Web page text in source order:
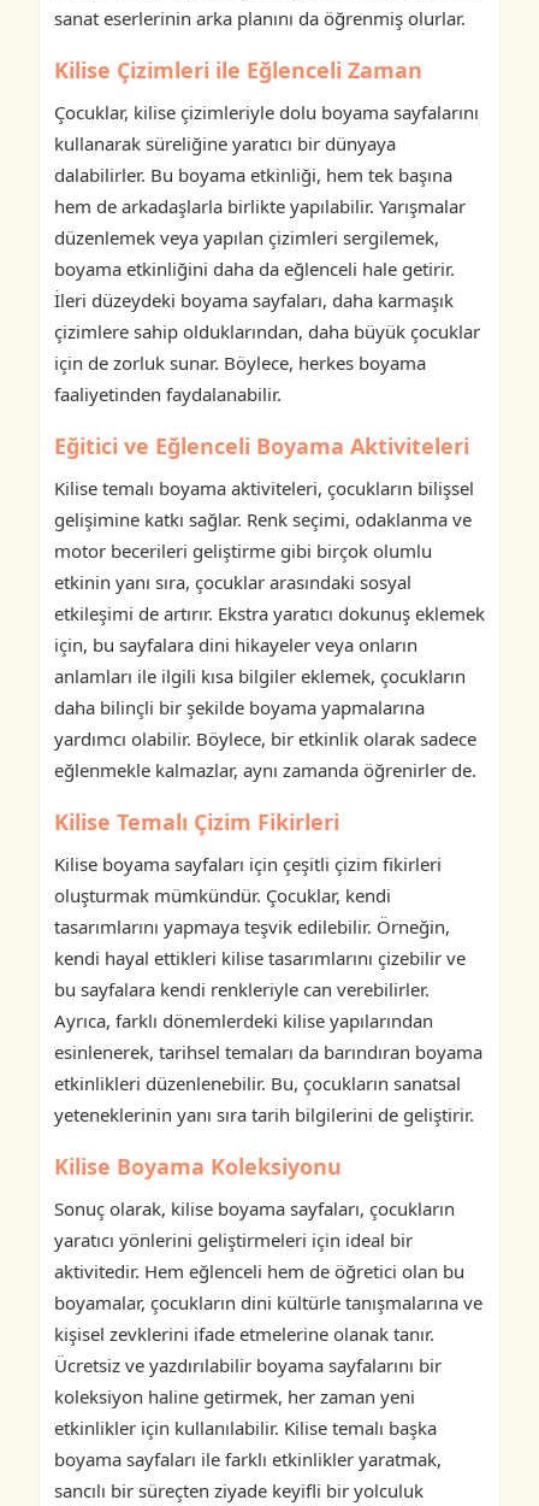
sanat eserlerinin arka planını da öğrenmiş olurlar.
Kilise Çizimleri ile Eğlenceli Zaman
Çocuklar, kilise çizimleriyle dolu boyama sayfalarını
kullanarak süreliğine yaratıcı bir dünyaya
dalabilirler. Bu boyama etkinliği, hem tek başına
hem de arkadaşlarla birlikte yapılabilir. Yarışmalar
düzenlemek veya yapılan çizimleri sergilemek,
boyama etkinliğini daha da eğlenceli hale getirir.
İleri düzeydeki boyama sayfaları, daha karmaşık
çizimlere sahip olduklarından, daha büyük çocuklar
için de zorluk sunar. Böylece, herkes boyama
faaliyetinden faydalanabilir.
Eğitici ve Eğlenceli Boyama Aktiviteleri
Kilise temalı boyama aktiviteleri, çocukların bilişsel
gelişimine katkı sağlar. Renk seçimi, odaklanma ve
motor becerileri geliştirme gibi birçok olumlu
etkinin yanı sıra, çocuklar arasındaki sosyal
etkileşimi de artırır. Ekstra yaratıcı dokunuş eklemek
için, bu sayfalara dini hikayeler veya onların
anlamları ile ilgili kısa bilgiler eklemek, çocukların
daha bilinçli bir şekilde boyama yapmalarına
yardımcı olabilir. Böylece, bir etkinlik olarak sadece
eğlenmekle kalmazlar, aynı zamanda öğrenirler de.
Kilise Temalı Çizim Fikirleri
Kilise boyama sayfaları için çeşitli çizim fikirleri
oluşturmak mümkündür. Çocuklar, kendi
tasarımlarını yapmaya teşvik edilebilir. Örneğin,
kendi hayal ettikleri kilise tasarımlarını çizebilir ve
bu sayfalara kendi renkleriyle can verebilirler.
Ayrıca, farklı dönemlerdeki kilise yapılarından
esinlenerek, tarihsel temaları da barındıran boyama
etkinlikleri düzenlenebilir. Bu, çocukların sanatsal
yeteneklerinin yanı sıra tarih bilgilerini de geliştirir.
Kilise Boyama Koleksiyonu
Sonuç olarak, kilise boyama sayfaları, çocukların
yaratıcı yönlerini geliştirmeleri için ideal bir
aktivitedir. Hem eğlenceli hem de öğretici olan bu
boyamalar, çocukların dini kültürle tanışmalarına ve
kişisel zevklerini ifade etmelerine olanak tanır.
Ücretsiz ve yazdırılabilir boyama sayfalarını bir
koleksiyon haline getirmek, her zaman yeni
etkinlikler için kullanılabilir. Kilise temalı başka
boyama sayfaları ile farklı etkinlikler yaratmak,
sancılı bir süreçten ziyade keyifli bir yolculuk